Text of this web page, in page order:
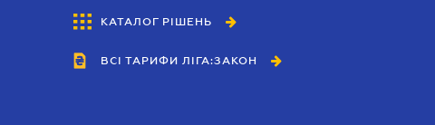
БУХГАЛТЕР&ЗАКОН
ВІСНИК МСФЗ
КАТАЛОГ РІШЕНЬ
ВСІ ТАРИФИ ЛІГА:ЗАКОН